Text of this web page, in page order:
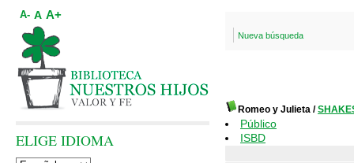
Nueva búsqueda
Romeo y Julieta /
Público
ISBD
A- A A+
ELIGE IDIOMA